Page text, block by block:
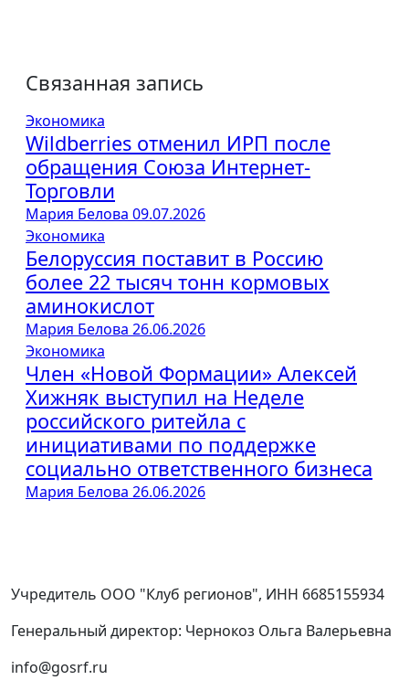
Связанная запись
Экономика
Wildberries отменил ИРП после
обращения Союза Интернет-
Торговли
Мария Белова 09.07.2026
Экономика
Белоруссия поставит в Россию
более 22 тысяч тонн кормовых
аминокислот
Мария Белова 26.06.2026
Экономика
Член «Новой Формации» Алексей
Хижняк выступил на Неделе
российского ритейла с
инициативами по поддержке
социально ответственного бизнеса
Мария Белова 26.06.2026
Учредитель ООО "Клуб регионов", ИНН 6685155934
Генеральный директор: Чернокоз Ольга Валерьевна
info@gosrf.ru